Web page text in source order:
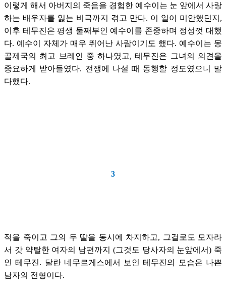
이렇게 해서 아버지의 죽음을 경험한 예수이는 눈 앞에서 사랑
하는 배우자를 잃는 비극까지 겪고 만다. 이 일이 미안했던지,
이후 테무진은 평생 둘째부인 예수이를 존중하며 정성껏 대했
다. 예수이 자체가 매우 뛰어난 사람이기도 했다. 예수이는 몽
골제국의 최고 브레인 중 하나였고, 테무진은 그녀의 의견을
중요하게 받아들였다. 전쟁에 나설 때 동행할 정도였으니 말
다했다.
3
적을 죽이고 그의 두 딸을 동시에 차지하고, 그걸로도 모자라
서 갓 약탈한 여자의 남편까지 (그것도 당사자의 눈앞에서) 죽
인 테무진. 달란 네무르게스에서 보인 테무진의 모습은 나쁜
남자의 전형이다.